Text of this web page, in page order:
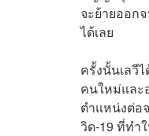
จะย้ายออก
ได้เลย
ครั้งนั้นเลวี
คนใหม่และ
ตำแหน่งต่อ
วิด-19 ที่ทำ